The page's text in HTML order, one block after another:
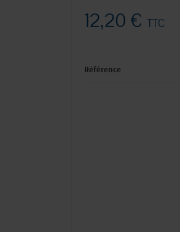
12,20 €TTC
Référence